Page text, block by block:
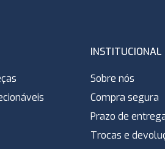
INSTITUCIONAL
Sobre nós
Compra segura
Prazo de
Trocas e